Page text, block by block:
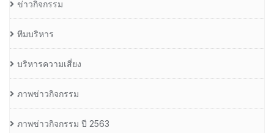
ข่าวกิจกรรม
ทีมบริหาร
บริหารความเสี่ยง
ภาพข่าวกิจกรรม
ภาพข่าวกิจกรรม ปี 2563